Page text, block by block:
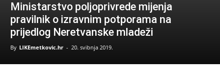
Ministarstvo poljoprivrede mijenja
pravilnik o izravnim potporama na
prijedlog Neretvanske mladeži
By LIKEmetkovic.hr - 20. svibnja 2019.